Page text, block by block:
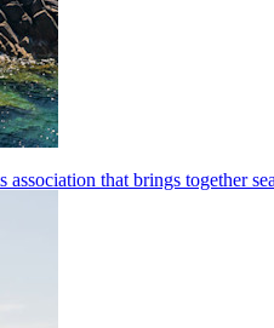
that brings together